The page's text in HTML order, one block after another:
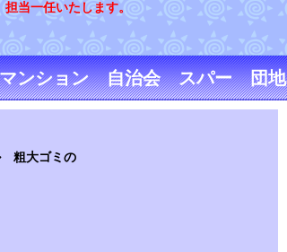
当一任いたします。
ンション 自治会 スパー 団地
粗大ゴミの